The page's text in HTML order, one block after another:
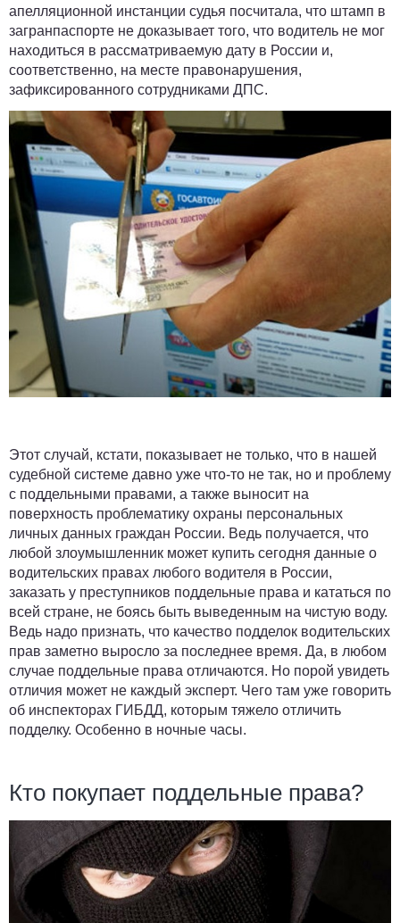
апелляционной инстанции судья посчитала, что штамп в
загранпаспорте не доказывает того, что водитель не мог
находиться в рассматриваемую дату в России и,
соответственно, на месте правонарушения,
зафиксированного сотрудниками ДПС.
Этот случай, кстати, показывает не только, что в нашей
судебной системе давно уже что-то не так, но и проблему
с поддельными правами, а также выносит на
поверхность проблематику охраны персональных
личных данных граждан России. Ведь получается, что
любой злоумышленник может купить сегодня данные о
водительских правах любого водителя в России,
заказать у преступников поддельные права и кататься по
всей стране, не боясь быть выведенным на чистую воду.
Ведь надо признать, что качество подделок водительских
прав заметно выросло за последнее время. Да, в любом
случае поддельные права отличаются. Но порой увидеть
отличия может не каждый эксперт. Чего там уже говорить
об инспекторах ГИБДД, которым тяжело отличить
подделку. Особенно в ночные часы.
Кто покупает поддельные права?